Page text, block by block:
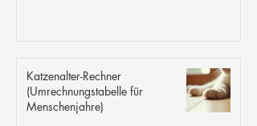
Katzenalter-Rechner
(Umrechnungstabelle für
Menschenjahre)